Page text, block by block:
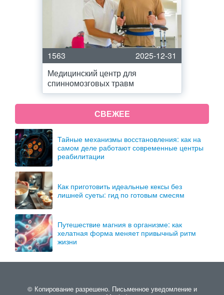
1563
2025-12-31
Медицинский центр для
спинномозговых травм
СВЕЖЕЕ
Тайные механизмы восстановления: как на
самом деле работают современные центры
реабилитации
Как приготовить идеальные кексы без
лишней суеты: гид по готовым смесям
Путешествие магния в организме: как
хелатная форма меняет привычный ритм
жизни
© Копирование разрешено. Письменное уведомление и